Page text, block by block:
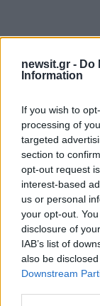
newsit.gr - Do
Information
If you wish to
processing of
targeted
section to
opt-out request
interest-based
us or personal
your opt-out.
disclosure of
IAB’s list of
also be
Downstream
Αν τα χάσατε